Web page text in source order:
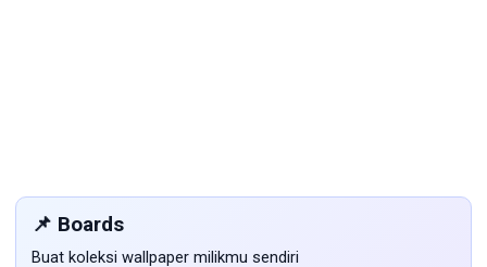
📌 Boards
Buat koleksi wallpaper milikmu sendiri